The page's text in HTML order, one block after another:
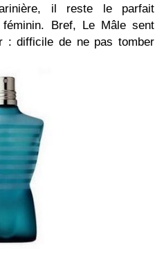
il reste le parfait
Bref, Le Mâle sent
: difficile de ne pas tomber